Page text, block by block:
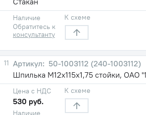
Наличие
Обратитесь к
консультанту
К схеме
11
50-1003112 (240-1003112)
Шпилька М12х115х1,75 стойки,
Наличие
Цена с НДС
530 руб.
К схеме